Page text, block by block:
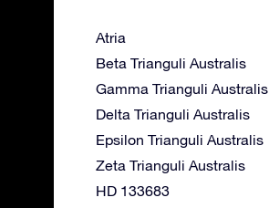
Atria
Beta Trianguli Australis
Gamma Trianguli Australis
Delta Trianguli Australis
Epsilon Trianguli Australis
Zeta Trianguli Australis
HD 133683